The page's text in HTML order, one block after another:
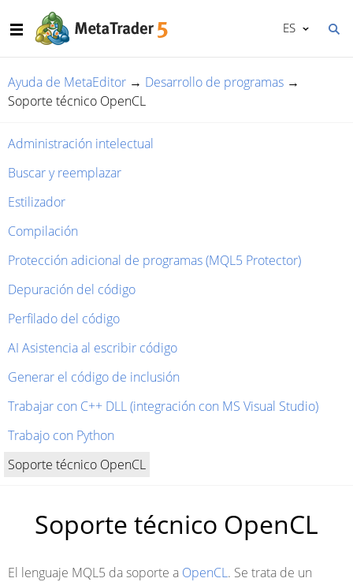
ES
Ayuda de MetaEditor → Desarrollo de programas →
Soporte técnico OpenCL
Administración intelectual
Buscar y reemplazar
Estilizador
Compilación
Protección adicional de programas (MQL5 Protector)
Depuración del código
Perfilado del código
AI Asistencia al escribir código
Generar el código de inclusión
Trabajar con C++ DLL (integración con MS Visual Studio)
Trabajo con Python
Soporte técnico OpenCL
Soporte técnico OpenCL
El lenguaje MQL5 da soporte a OpenCL. Se trata de un